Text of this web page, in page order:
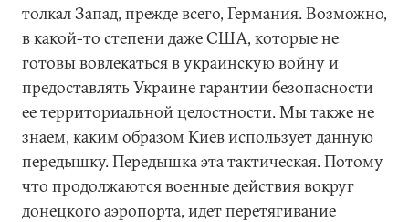
толкал Запад, прежде всего, Германия. Возможно,
в какой-то степени даже США, которые не
готовы вовлекаться в украинскую войну и
предоставлять Украине гарантии безопасности
ее территориальной целостности. Мы также не
знаем, каким образом Киев использует данную
передышку. Передышка эта тактическая. Потому
что продолжаются военные действия вокруг
донецкого аэропорта, идет перетягивание